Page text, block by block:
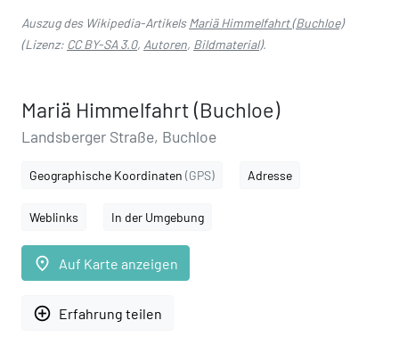
Auszug des Wikipedia-ArtikelsMariä Himmelfahrt (Buchloe)
(Lizenz: CC BY-SA 3.0, Autoren, Bildmaterial).
Mariä Himmelfahrt (Buchloe)
Landsberger Straße, Buchloe
Geographische Koordinaten (GPS) Adresse
Weblinks In der Umgebung
place Auf Karte anzeigen
add_circle_outline Erfahrung teilen